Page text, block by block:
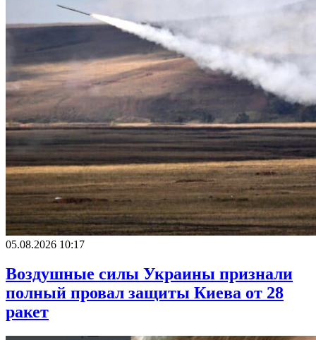
05.08.2026 10:17
Воздушные силы Украины признали
полный провал защиты Киева от 28
ракет